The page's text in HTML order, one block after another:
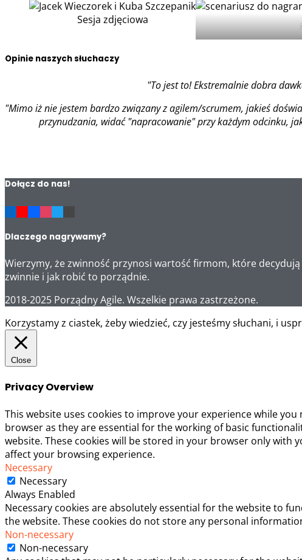
Sesja zdjęciowa
Opinie naszych słuchaczy
"To jest to! Ekstremalnie dobra
"Mimo iż nie jestem bardzo związany z agilem/scrumem, jakieś
przynudzania, widać "napracowanie" przy każdym odcinku,
Dołącz do nas!
Dlaczego nagrywamy?
Wierzymy, że zwinność przynosi wartość firmom, które
zwinnie i jak robić to porządnie.
2018-2025 Porządny Agile. Wszelkie prawa zastrzeżone.
Korzystamy z ciastek, żeby wiedzieć, czy jesteśmy słuchani, i
Close
Privacy Overview
This website uses cookies to improve your experience while
browser as they are essential for the working of basic
website. These cookies will be stored in your browser only
affect your browsing experience.
Necessary
Necessary
Always Enabled
Necessary cookies are absolutely essential for the website to
the website. These cookies do not store any personal
Non-necessary
Non-necessary